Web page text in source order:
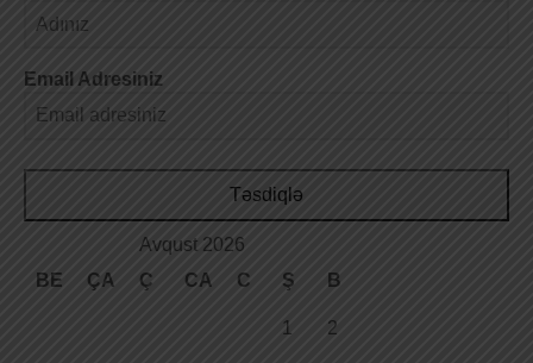
Email Adresiniz
Təsdiqlə
Avqust 2026
BE
ÇA Ç CA C Ş B
1 2